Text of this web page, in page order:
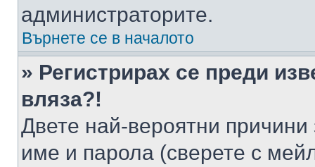
администраторите.
Върнете се в началото
» Регистрирах се преди
вляза?!
Двете най-вероятни
име и парола (сверете с